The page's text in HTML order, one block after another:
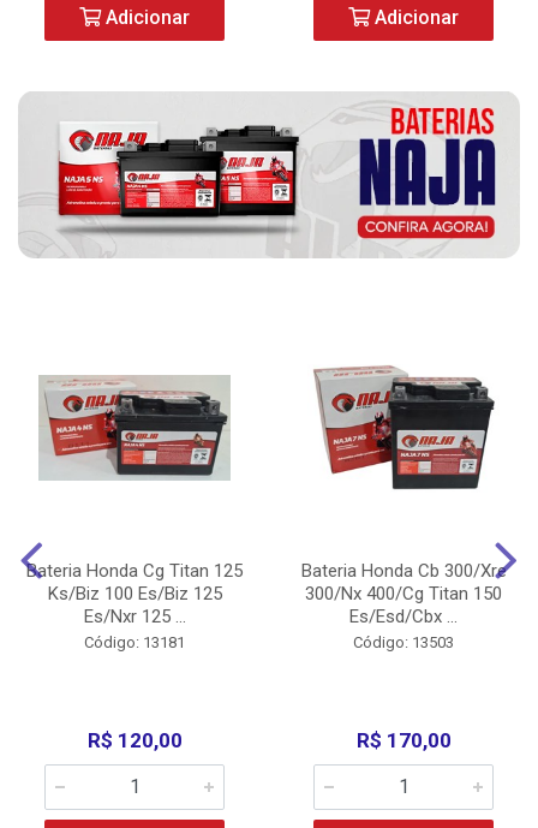
Adicionar Adicionar
Bateria Honda Cg Titan 125
Ks/Biz 100 Es/Biz 125
Es/Nxr 125 ...
Código: 13181
R$ 120,00
Bateria Honda Cb 300/Xre
300/Nx 400/Cg Titan 150
Es/Esd/Cbx ...
Código: 13503
R$ 170,00